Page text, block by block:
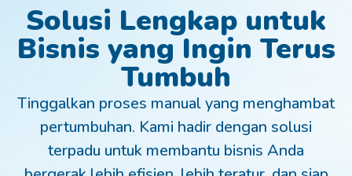
Solusi Lengkap untuk
Bisnis yang Ingin Terus
Tumbuh
Tinggalkan proses manual yang menghambat
pertumbuhan. Kami hadir dengan solusi
terpadu untuk membantu bisnis Anda